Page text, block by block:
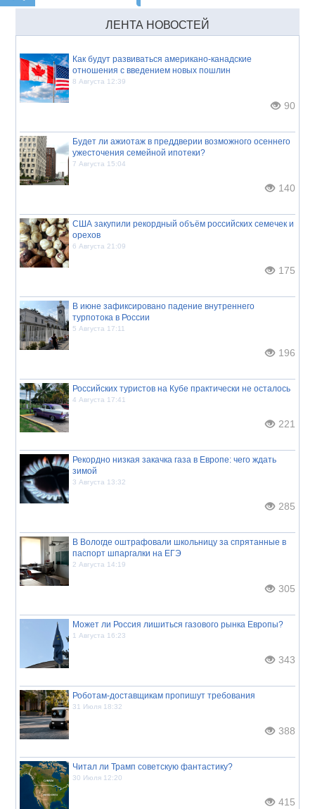
ЛЕНТА НОВОСТЕЙ
Как будут развиваться американо-канадские
отношения с введением новых пошлин
8 Августа 12:39
90
Будет ли ажиотаж в преддверии возможного осеннего
ужесточения семейной ипотеки?
7 Августа 15:04
140
США закупили рекордный объём российских семечек и
орехов
6 Августа 21:09
175
В июне зафиксировано падение внутреннего
турпотока в России
5 Августа 17:11
196
Российских туристов на Кубе практически не осталось
4 Августа 17:41
221
Рекордно низкая закачка газа в Европе: чего ждать
зимой
3 Августа 13:32
285
В Вологде оштрафовали школьницу за спрятанные в
паспорт шпаргалки на ЕГЭ
2 Августа 14:19
305
Может ли Россия лишиться газового рынка Европы?
1 Августа 16:23
343
Роботам-доставщикам пропишут требования
31 Июля 18:32
388
Читал ли Трамп советскую фантастику?
30 Июля 12:20
415